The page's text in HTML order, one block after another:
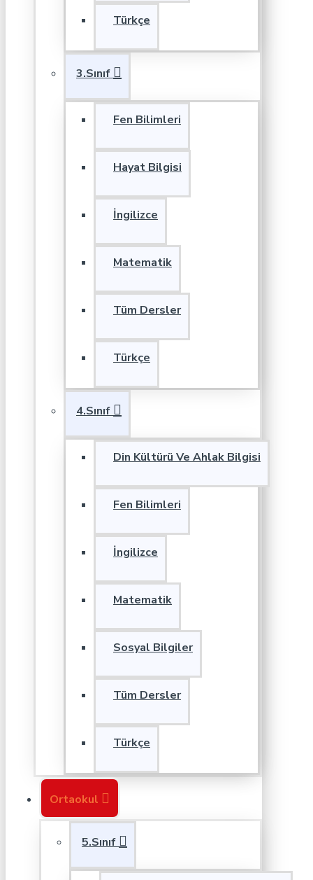
Türkçe
3.Sınıf
Fen Bilimleri
Hayat Bilgisi
İngilizce
Matematik
Tüm Dersler
Türkçe
4.Sınıf
Din Kültürü Ve Ahlak Bilgisi
Fen Bilimleri
İngilizce
Matematik
Sosyal Bilgiler
Tüm Dersler
Türkçe
Ortaokul
5.Sınıf